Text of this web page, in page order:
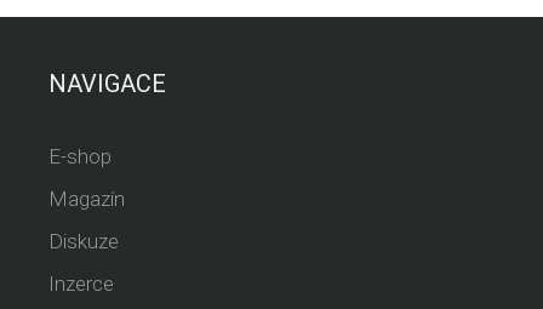
NAVIGACE
E-shop
Magazín
Diskuze
Inzerce